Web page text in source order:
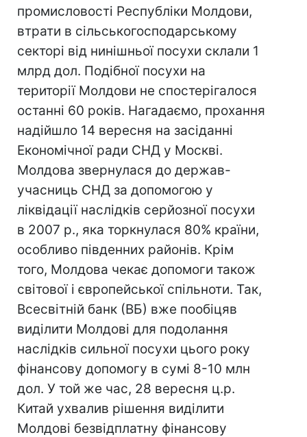
промисловості Республіки Молдови,
втрати в сільськогосподарському
секторі від нинішньої посухи склали 1
млрд дол. Подібної посухи на
території Молдови не спостерігалося
останні 60 років. Нагадаємо, прохання
надійшло 14 вересня на засіданні
Економічної ради СНД у Москві.
Молдова звернулася до держав-
учасниць СНД за допомогою у
ліквідації наслідків серйозної посухи
в 2007 р., яка торкнулася 80% країни,
особливо південних районів. Крім
того, Молдова чекає допомоги також
світової і європейської спільноти. Так,
Всесвітній банк (ВБ) вже пообіцяв
виділити Молдові для подолання
наслідків сильної посухи цього року
фінансову допомогу в сумі 8-10 млн
дол. У той же час, 28 вересня ц.р.
Китай ухвалив рішення виділити
Молдові безвідплатну фінансову